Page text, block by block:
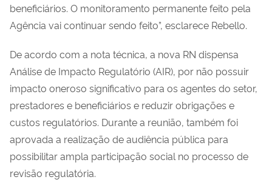
beneficiários. O monitoramento permanente feito pela
Agência vai continuar sendo feito”, esclarece Rebello.
De acordo com a nota técnica, a nova RN dispensa
Análise de Impacto Regulatório (AIR), por não possuir
impacto oneroso significativo para os agentes do setor,
prestadores e beneficiários e reduzir obrigações e
custos regulatórios. Durante a reunião, também foi
aprovada a realização de audiência pública para
possibilitar ampla participação social no processo de
revisão regulatória.